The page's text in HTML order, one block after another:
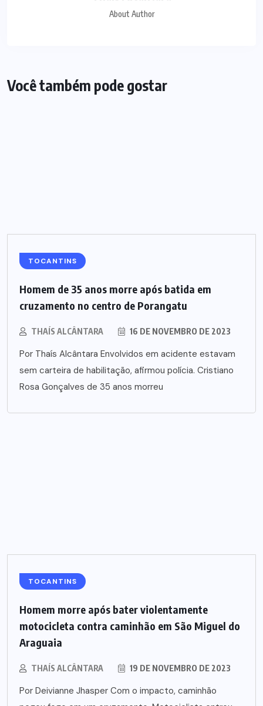
About Author
Você também pode gostar
TOCANTINS
Homem de 35 anos morre após batida em
cruzamento no centro de Porangatu
THAÍS ALCÂNTARA 16 DE NOVEMBRO DE 2023
Por Thaís Alcântara Envolvidos em acidente estavam
sem carteira de habilitação, afirmou polícia. Cristiano
Rosa Gonçalves de 35 anos morreu
TOCANTINS
Homem morre após bater violentamente
motocicleta contra caminhão em São Miguel do
Araguaia
THAÍS ALCÂNTARA 19 DE NOVEMBRO DE 2023
Por Deivianne Jhasper Com o impacto, caminhão